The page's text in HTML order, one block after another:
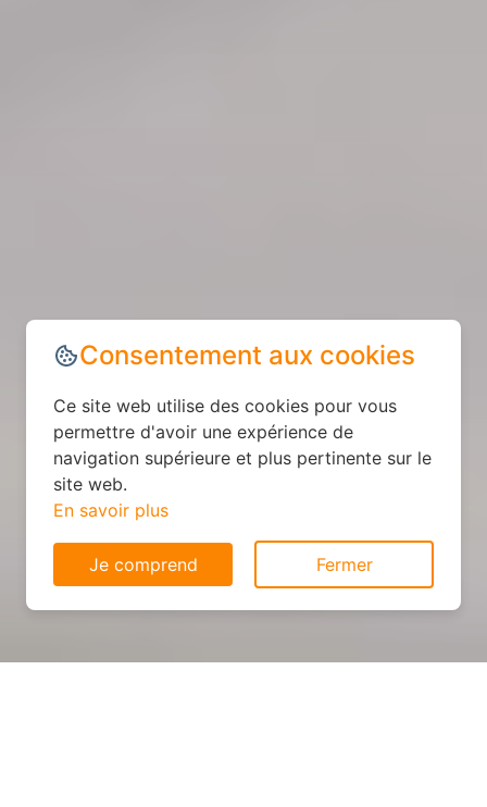
Consentement aux cookies
Ce site web utilise des cookies pour vous
permettre d'avoir une expérience de
navigation supérieure et plus pertinente sur le
site web.
En savoir plus
Je comprend Fermer